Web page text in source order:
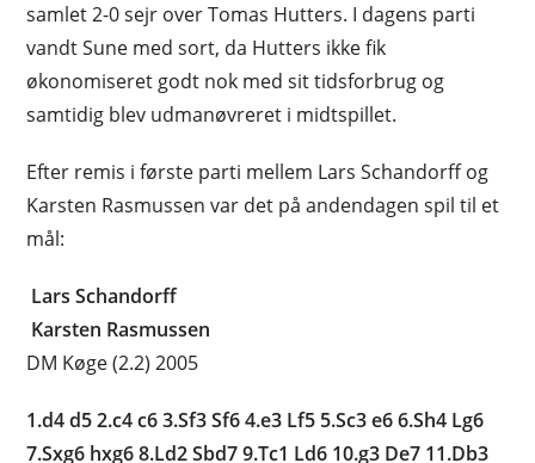
samlet 2-0 sejr over Tomas Hutters. I dagens parti
vandt Sune med sort, da Hutters ikke fik
økonomiseret godt nok med sit tidsforbrug og
samtidig blev udmanøvreret i midtspillet.
Efter remis i første parti mellem Lars Schandorff og
Karsten Rasmussen var det på andendagen spil til et
mål:
Lars Schandorff
Karsten Rasmussen
DM Køge (2.2) 2005
1.d4 d5 2.c4 c6 3.Sf3 Sf6 4.e3 Lf5 5.Sc3 e6 6.Sh4 Lg6
7.Sxg6 hxg6 8.Ld2 Sbd7 9.Tc1 Ld6 10.g3 De7 11.Db3